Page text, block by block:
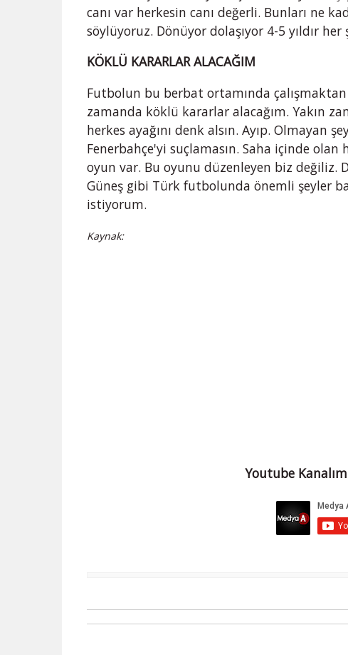
canı var herkesin canı değerli. Bunları ne
söylüyoruz. Dönüyor dolaşıyor 4-5 yıldır her
KÖKLÜ KARARLAR ALACAĞIM
Futbolun bu berbat ortamında
zamanda köklü kararlar alacağım. Yakın
herkes ayağını denk alsın. Ayıp. Olmayan
Fenerbahçe'yi suçlamasın. Saha içinde
oyun var. Bu oyunu düzenleyen biz değiliz.
Güneş gibi Türk futbolunda önemli şeyler
istiyorum.
Kaynak:
Youtube